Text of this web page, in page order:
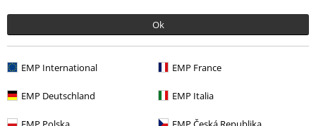
Ok
EMP International EMP France
EMP Deutschland EMP Italia
Skriv en recension